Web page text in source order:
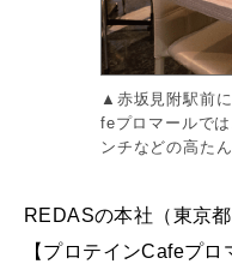
▲赤坂見附駅前
feプロマールで
ンチなどの高た
REDASの本社（東京
【プロテインCafeプ